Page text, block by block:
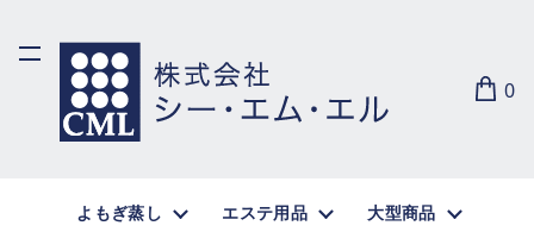
0
よもぎ蒸し エステ用品
大型商品